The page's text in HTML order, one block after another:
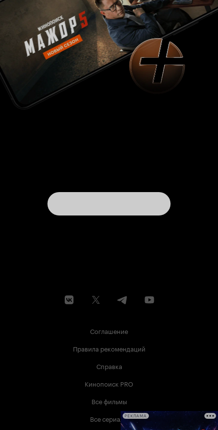
Соглашение
Правила рекомендаций
Справка
Кинопоиск PRO
Все фильмы
Все сериалыРЕКЛАМА